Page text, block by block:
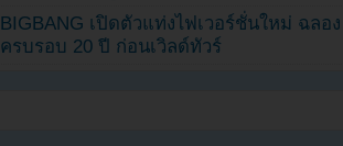
BIGBANG เปิดตัวแท่งไฟเวอร์ชั่นใหม่ ฉลอง
ครบรอบ 20 ปี ก่อนเวิลด์ทัวร์